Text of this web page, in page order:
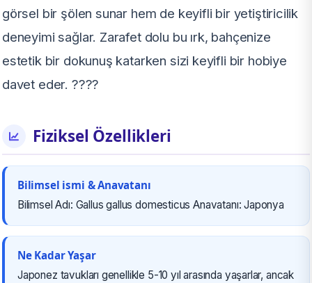
görsel bir şölen sunar hem de keyifli bir yetiştiricilik
deneyimi sağlar. Zarafet dolu bu ırk, bahçenize
estetik bir dokunuş katarken sizi keyifli bir hobiye
davet eder. ????
Fiziksel Özellikleri
Bilimsel ismi & Anavatanı
Bilimsel Adı: Gallus gallus domesticus Anavatanı: Japonya
Ne Kadar Yaşar
Japonez tavukları genellikle 5-10 yıl arasında yaşarlar, ancak